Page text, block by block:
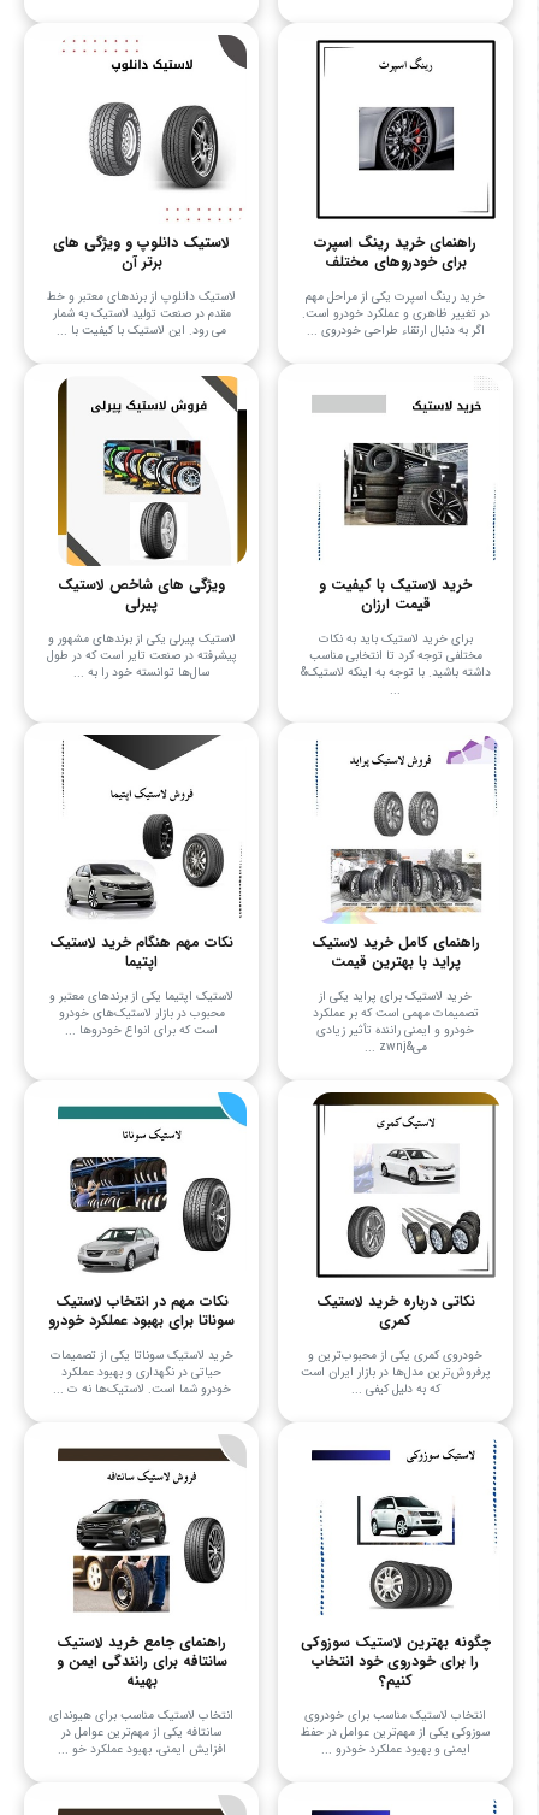
راهنمای خرید رینگ اسپرت
برای خودروهای مختلف
خرید رینگ اسپرت یکی از مراحل مهم
در تغییر ظاهری و عملکرد خودرو است.
اگر به دنبال ارتقاء طراحی خودروی ...
لاستیک دانلوپ و ویژگی های
برتر آن
لاستیک دانلوپ از برندهای معتبر و خط
مقدم در صنعت تولید لاستیک به شمار
می رود. این لاستیک با کیفیت با ...
خرید لاستیک با کیفیت و
قیمت ارزان
برای خرید لاستیک باید به نکات
مختلفی توجه کرد تا انتخابی مناسب
داشته باشید. با توجه به اینکه لاستیک&
...
ویژگی های شاخص لاستیک
پیرلی
لاستیک پیرلی یکی از برندهای مشهور و
پیشرفته در صنعت تایر است که در طول
سال‌ها توانسته خود را به ...
راهنمای کامل خرید لاستیک
پراید با بهترین قیمت
خرید لاستیک برای پراید یکی از
تصمیمات مهمی است که بر عملکرد
خودرو و ایمنی راننده تأثیر زیادی
می&zwnj ...
نکات مهم هنگام خرید لاستیک
اپتیما
لاستیک اپتیما یکی از برندهای معتبر و
محبوب در بازار لاستیک‌های خودرو
است که برای انواع خودروها ...
نکاتی درباره خرید لاستیک
کمری
خودروی کمری یکی از محبوب‌ترین و
پرفروش‌ترین مدل‌ها در بازار ایران است
که به دلیل کیفی ...
نکات مهم در انتخاب لاستیک
سوناتا برای بهبود عملکرد خودرو
خرید لاستیک سوناتا یکی از تصمیمات
حیاتی در نگهداری و بهبود عملکرد
خودرو شما است. لاستیک‌ها نه ت ...
چگونه بهترین لاستیک سوزوکی
را برای خودروی خود انتخاب
کنیم؟
انتخاب لاستیک مناسب برای خودروی
سوزوکی یکی از مهم‌ترین عوامل در حفظ
ایمنی و بهبود عملکرد خودرو ...
راهنمای جامع خرید لاستیک
سانتافه برای رانندگی ایمن و
بهینه
انتخاب لاستیک مناسب برای هیوندای
سانتافه یکی از مهم‌ترین عوامل در
افزایش ایمنی، بهبود عملکرد خو ...